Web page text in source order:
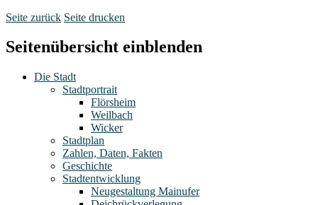
Seite zurück Seite drucken
Seitenübersicht einblenden
Die Stadt
Stadtportrait
Flörsheim
Weilbach
Wicker
Stadtplan
Zahlen, Daten, Fakten
Geschichte
Stadtentwicklung
Neugestaltung Mainufer